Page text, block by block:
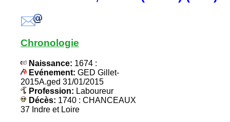
Chronologie
Naissance: 1674 :
Evénement: GED Gillet-
2015A.ged 31/01/2015
Profession: Laboureur
Décès: 1740 : CHANCEAUX
37 Indre et Loire